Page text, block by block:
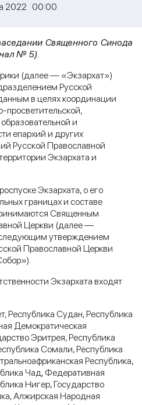
2022 00:00
Священного Синода
№ 5).
(далее — «Экзархат»)
Русской
в целях координации
просветительской,
и
епархий и других
Русской Православной
Экзархата и
Экзархата, о его
границах и составе
Священным
Церкви (далее —
утверждением
Православной Церкви
Экзархата входят
Республика Судан, Республика
Демократическая
Эритрея, Республика
Сомали, Республика
Республика,
Чад, Федеративная
Нигер, Государство
Алжирская Народная